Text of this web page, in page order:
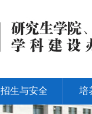
招生与安全 培